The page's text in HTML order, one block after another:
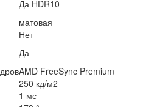
Да HDR10
матовая
Нет
Да
AMD FreeSync Premium
250 кд/м2
1 мс